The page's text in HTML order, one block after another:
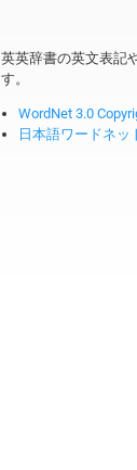
英英辞書の英文表記
す。
WordNet 3.0
日本語ワードネッ